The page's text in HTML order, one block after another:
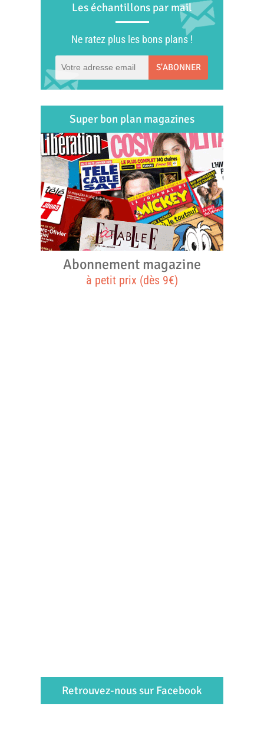
Les échantillons par mail
Ne ratez plus les bons plans !
S'ABONNER
Super bon plan magazines
Abonnement magazine
à petit prix (dès 9€)
Retrouvez-nous sur Facebook